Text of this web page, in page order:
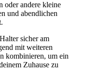
oder andere kleine
und abendlichen
sicher am
mit weiteren
kombinieren, um ein
Zuhause zu